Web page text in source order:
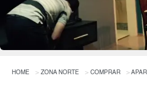
HOME ZONA NORTE COMPRAR